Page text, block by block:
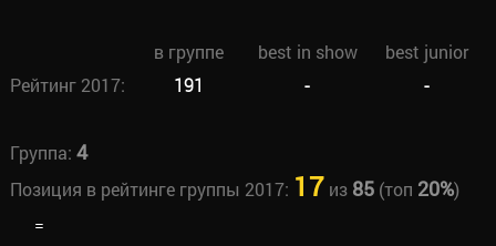
в группе best in show
best junior
Рейтинг 2017:
191 - -
Группа: 4
Позиция в рейтинге группы 2017: 17 из 85(топ 20%)
=